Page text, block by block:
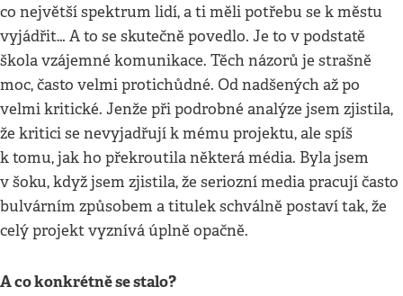
co největší spektrum lidí, a ti měli potřebu se k městu
vyjádřit… A to se skutečně povedlo. Je to v podstatě
škola vzájemné komunikace. Těch názorů je strašně
moc, často velmi protichůdné. Od nadšených až po
velmi kritické. Jenže při podrobné analýze jsem zjistila,
že kritici se nevyjadřují k mému projektu, ale spíš
k tomu, jak ho překroutila některá média. Byla jsem
v šoku, když jsem zjistila, že seriozní media pracují často
bulvárním způsobem a titulek schválně postaví tak, že
celý projekt vyznívá úplně opačně.
A co konkrétně se stalo?